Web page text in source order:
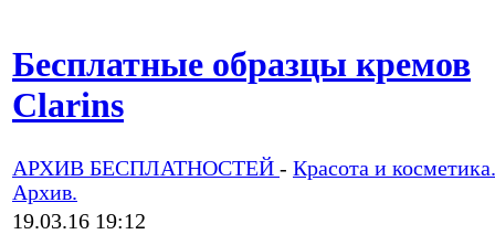
Бесплатные образцы кремов
Clarins
АРХИВ БЕСПЛАТНОСТЕЙ - Красота и косметика.
Архив.
19.03.16 19:12